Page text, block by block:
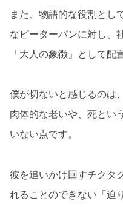
また、物語的な役割とし
なピーターパンに対し、
「大人の象徴」として配
僕が切ないと感じるのは
肉体的な老いや、死とい
いない点です。
彼を追いかけ回すチクタ
れることのできない「迫